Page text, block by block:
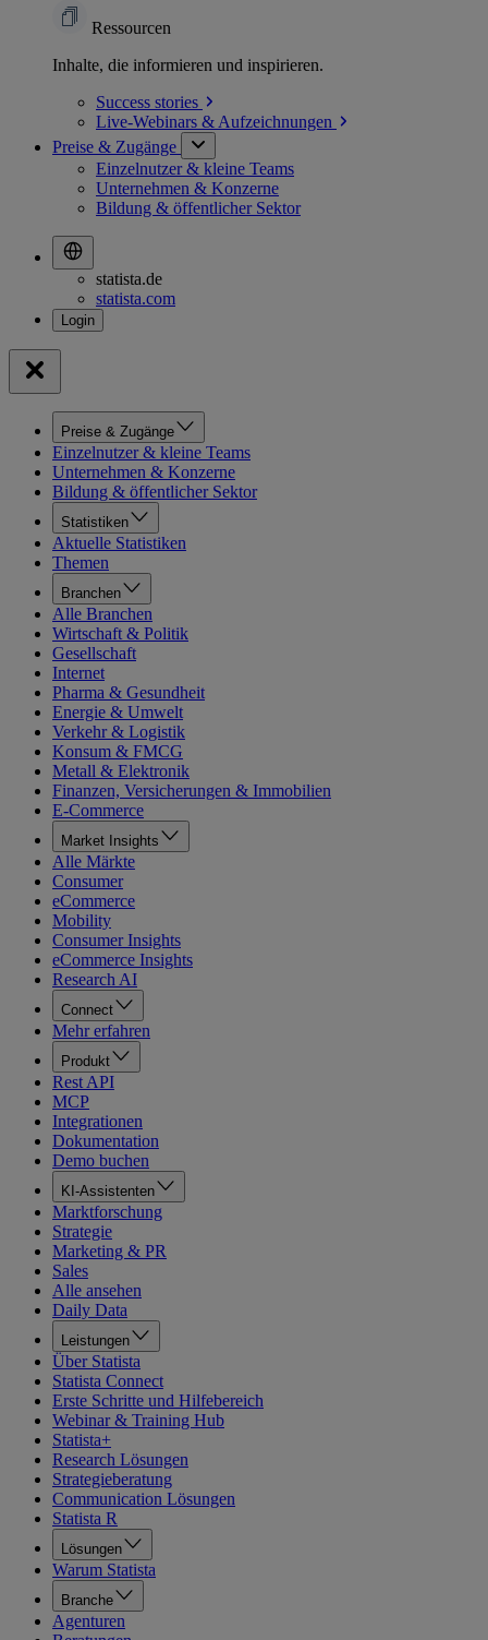
Ressourcen
Inhalte, die informieren und inspirieren.
Success stories
Live-Webinars & Aufzeichnungen
Preise & Zugänge
Einzelnutzer & kleine Teams
Unternehmen & Konzerne
Bildung & öffentlicher Sektor
statista.de
statista.com
Preise & Zugänge
Einzelnutzer & kleine Teams
Unternehmen & Konzerne
Bildung & öffentlicher Sektor
Statistiken
Aktuelle Statistiken
Themen
Branchen
Alle Branchen
Wirtschaft & Politik
Gesellschaft
Internet
Pharma & Gesundheit
Energie & Umwelt
Verkehr & Logistik
Konsum & FMCG
Metall & Elektronik
Finanzen, Versicherungen & Immobilien
E-Commerce
Market Insights
Alle Märkte
Consumer
eCommerce
Mobility
Consumer Insights
eCommerce Insights
Research AI
Connect
Mehr erfahren
Produkt
Rest API
MCP
Integrationen
Dokumentation
Demo buchen
KI-Assistenten
Marktforschung
Strategie
Marketing & PR
Sales
Alle ansehen
Daily Data
Leistungen
Über Statista
Statista Connect
Erste Schritte und Hilfebereich
Webinar & Training Hub
Statista+
Research Lösungen
Strategieberatung
Communication Lösungen
Statista R
Lösungen
Warum Statista
Branche
Agenturen